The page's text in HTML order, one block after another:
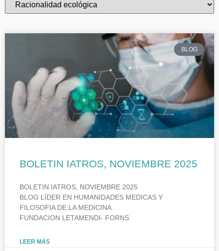
BLOG
BOLETIN IATROS, NOVIEMBRE 2025
BOLETIN IATROS, NOVIEMBRE 2025
BLOG LÍDER EN HUMANIDADES MEDICAS Y
FILOSOFIA DE LA MEDICINA.
FUNDACION LETAMENDI- FORNS
LEER MÁS